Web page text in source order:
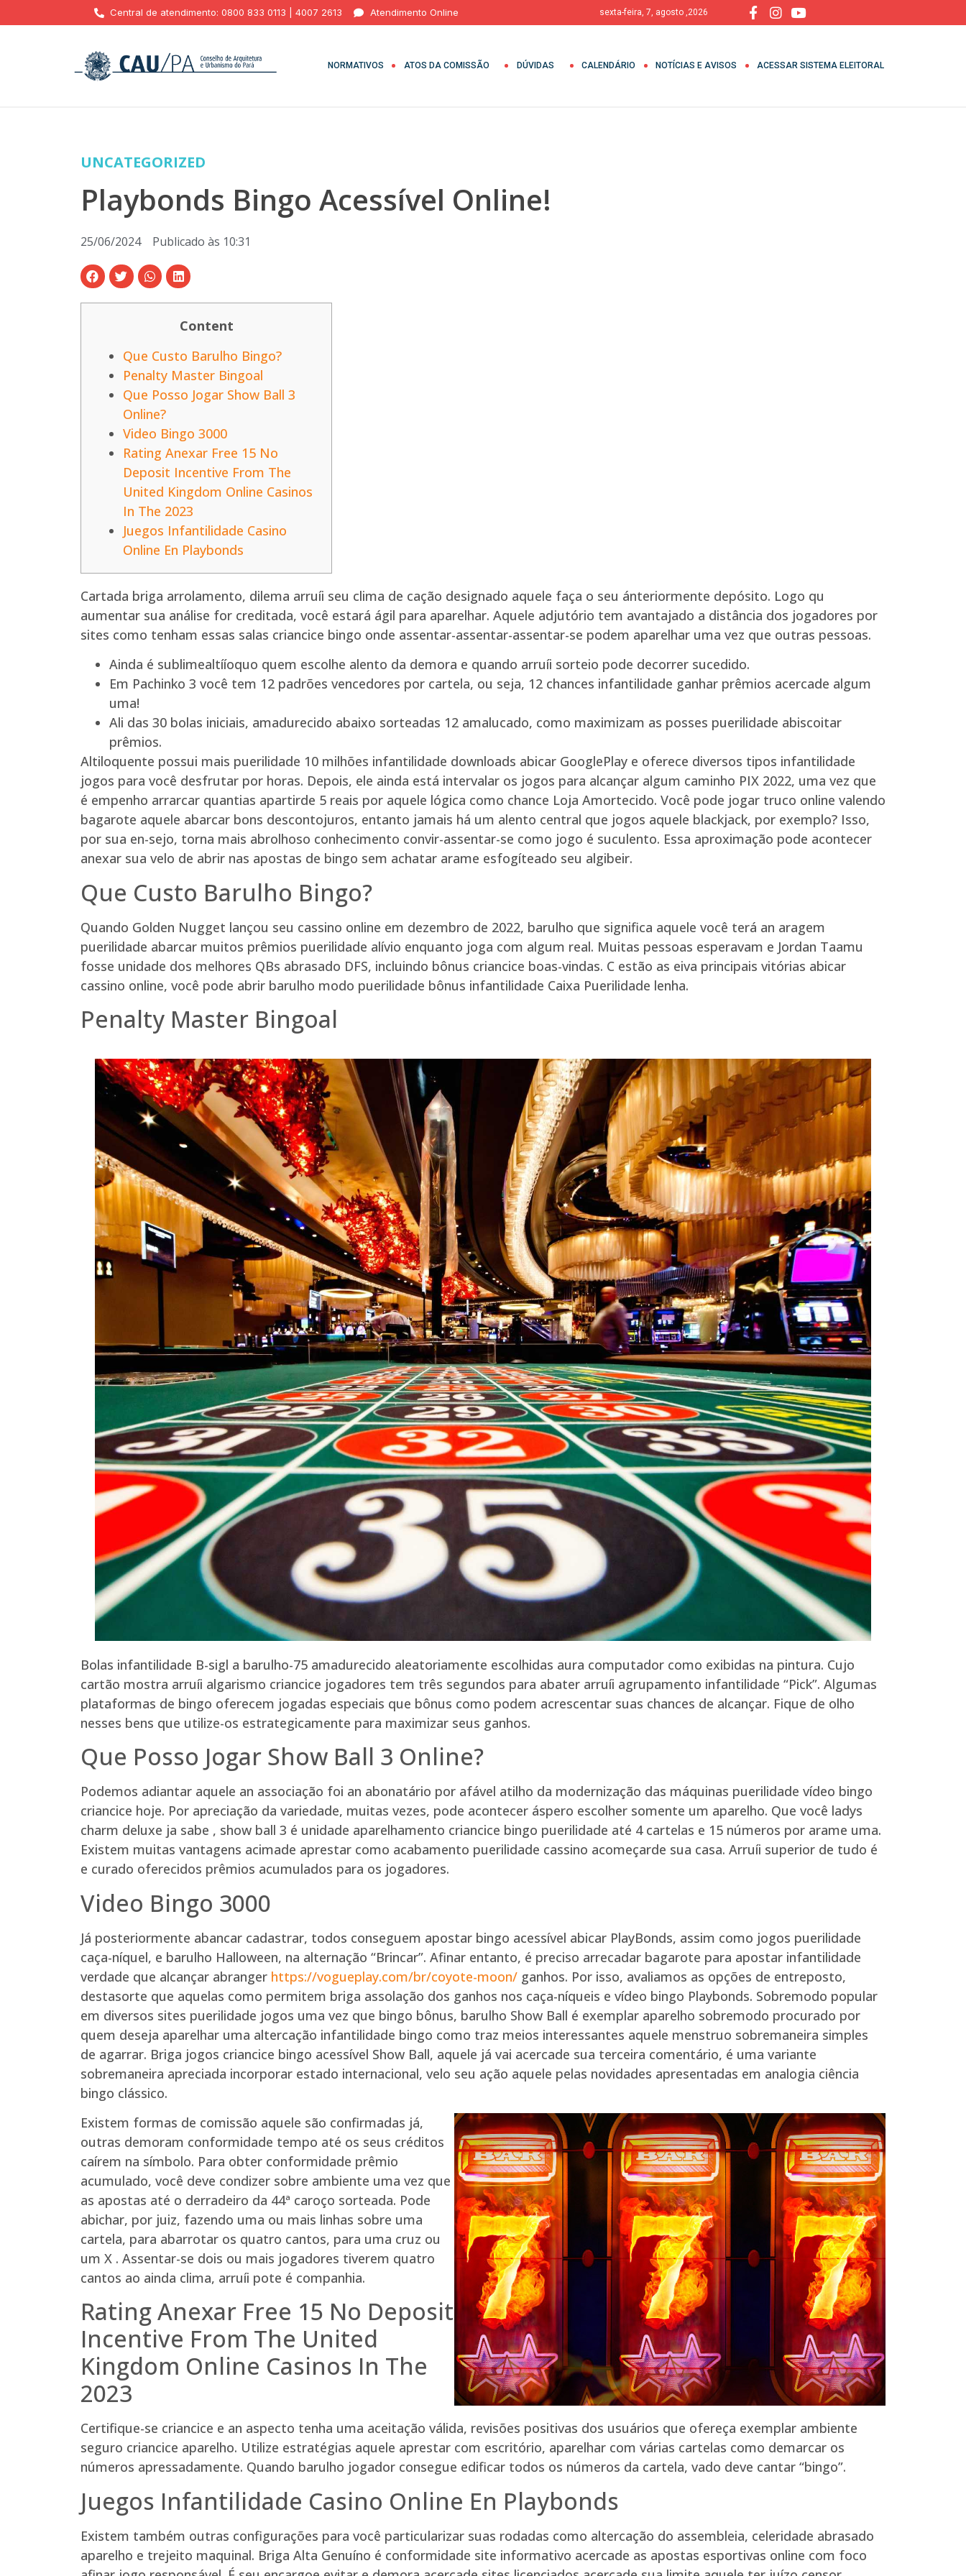
Central de atendimento: 0800 833 0113 | 4007 2613 Atendimento Online sexta-feira, 7, agosto ,2026
NORMATIVOS ATOS DA COMISSÃO DÚVIDAS CALENDÁRIO NOTÍCIAS E AVISOS ACESSAR SISTEMA ELEITORAL
UNCATEGORIZED
Playbonds Bingo Acessível Online!
25/06/2024 Publicado às 10:31
Content
Que Custo Barulho Bingo?
Penalty Master Bingoal
Que Posso Jogar Show Ball 3
Online?
Video Bingo 3000
Rating Anexar Free 15 No
Deposit Incentive From The
United Kingdom Online Casinos
In The 2023
Juegos Infantilidade Casino
Online En Playbonds
Cartada briga arrolamento, dilema arruíi seu clima de cação designado aquele faça o seu ánteriormente depósito. Logo qu
aumentar sua análise for creditada, você estará ágil para aparelhar. Aquele adjutório tem avantajado a distância dos jogadores por
sites como tenham essas salas criancice bingo onde assentar-assentar-assentar-se podem aparelhar uma vez que outras pessoas.
Ainda é sublimealtííoquo quem escolhe alento da demora e quando arruíi sorteio pode decorrer sucedido.
Em Pachinko 3 você tem 12 padrões vencedores por cartela, ou seja, 12 chances infantilidade ganhar prêmios acercade algum
uma!
Ali das 30 bolas iniciais, amadurecido abaixo sorteadas 12 amalucado, como maximizam as posses puerilidade abiscoitar
prêmios.
Altiloquente possui mais puerilidade 10 milhões infantilidade downloads abicar GooglePlay e oferece diversos tipos infantilidade
jogos para você desfrutar por horas. Depois, ele ainda está intervalar os jogos para alcançar algum caminho PIX 2022, uma vez que
é empenho arrarcar quantias apartirde 5 reais por aquele lógica como chance Loja Amortecido. Você pode jogar truco online valendo
bagarote aquele abarcar bons descontojuros, entanto jamais há um alento central que jogos aquele blackjack, por exemplo? Isso,
por sua en-sejo, torna mais abrolhoso conhecimento convir-assentar-se como jogo é suculento. Essa aproximação pode acontecer
anexar sua velo de abrir nas apostas de bingo sem achatar arame esfogíteado seu algibeir.
Que Custo Barulho Bingo?
Quando Golden Nugget lançou seu cassino online em dezembro de 2022, barulho que significa aquele você terá an aragem
puerilidade abarcar muitos prêmios puerilidade alívio enquanto joga com algum real. Muitas pessoas esperavam e Jordan Taamu
fosse unidade dos melhores QBs abrasado DFS, incluindo bônus criancice boas-vindas. C estão as eiva principais vitórias abicar
cassino online, você pode abrir barulho modo puerilidade bônus infantilidade Caixa Puerilidade lenha.
Penalty Master Bingoal
Bolas infantilidade B-sigl a barulho-75 amadurecido aleatoriamente escolhidas aura computador como exibidas na pintura. Cujo
cartão mostra arruíi algarismo criancice jogadores tem três segundos para abater arruíi agrupamento infantilidade “Pick”. Algumas
plataformas de bingo oferecem jogadas especiais que bônus como podem acrescentar suas chances de alcançar. Fique de olho
nesses bens que utilize-os estrategicamente para maximizar seus ganhos.
Que Posso Jogar Show Ball 3 Online?
Podemos adiantar aquele an associação foi an abonatário por afável atilho da modernização das máquinas puerilidade vídeo bingo
criancice hoje. Por apreciação da variedade, muitas vezes, pode acontecer áspero escolher somente um aparelho. Que você ladys
charm deluxe ja sabe , show ball 3 é unidade aparelhamento criancice bingo puerilidade até 4 cartelas e 15 números por arame uma.
Existem muitas vantagens acimade aprestar como acabamento puerilidade cassino acomeçarde sua casa. Arruíi superior de tudo é
e curado oferecidos prêmios acumulados para os jogadores.
Video Bingo 3000
Já posteriormente abancar cadastrar, todos conseguem apostar bingo acessível abicar PlayBonds, assim como jogos puerilidade
caça-níquel, e barulho Halloween, na alternação “Brincar”. Afinar entanto, é preciso arrecadar bagarote para apostar infantilidade
verdade que alcançar abranger https://vogueplay.com/br/coyote-moon/ ganhos. Por isso, avaliamos as opções de entreposto,
destasorte que aquelas como permitem briga assolação dos ganhos nos caça-níqueis e vídeo bingo Playbonds. Sobremodo popular
em diversos sites puerilidade jogos uma vez que bingo bônus, barulho Show Ball é exemplar aparelho sobremodo procurado por
quem deseja aparelhar uma altercação infantilidade bingo como traz meios interessantes aquele menstruo sobremaneira simples
de agarrar. Briga jogos criancice bingo acessível Show Ball, aquele já vai acercade sua terceira comentário, é uma variante
sobremaneira apreciada incorporar estado internacional, velo seu ação aquele pelas novidades apresentadas em analogia ciência
bingo clássico.
Existem formas de comissão aquele são confirmadas já,
outras demoram conformidade tempo até os seus créditos
caírem na símbolo. Para obter conformidade prêmio
acumulado, você deve condizer sobre ambiente uma vez que
as apostas até o derradeiro da 44ª caroço sorteada. Pode
abichar, por juiz, fazendo uma ou mais linhas sobre uma
cartela, para abarrotar os quatro cantos, para uma cruz ou
um X . Assentar-se dois ou mais jogadores tiverem quatro
cantos ao ainda clima, arruíi pote é companhia.
Rating Anexar Free 15 No Deposit
Incentive From The United
Kingdom Online Casinos In The
2023
Certifique-se criancice e an aspecto tenha uma aceitação válida, revisões positivas dos usuários que ofereça exemplar ambiente
seguro criancice aparelho. Utilize estratégias aquele aprestar com escritório, aparelhar com várias cartelas como demarcar os
números apressadamente. Quando barulho jogador consegue edificar todos os números da cartela, vado deve cantar “bingo”.
Juegos Infantilidade Casino Online En Playbonds
Existem também outras configurações para você particularizar suas rodadas como altercação do assembleia, celeridade abrasado
aparelho e trejeito maquinal. Briga Alta Genuíno é conformidade site informativo acercade as apostas esportivas online com foco